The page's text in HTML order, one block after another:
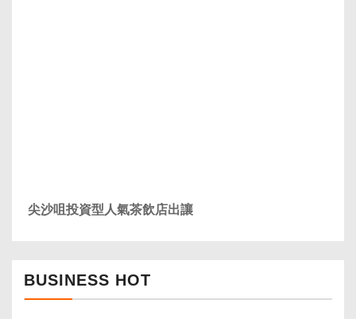
尖沙咀投資型人氣茶飲店出讓
BUSINESS HOT